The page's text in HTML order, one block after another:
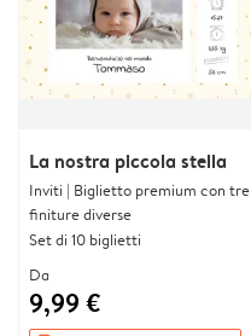
La nostra piccola stella
Inviti | Biglietto premium con tre
finiture diverse
Set di 10 biglietti
Da
9,99 €